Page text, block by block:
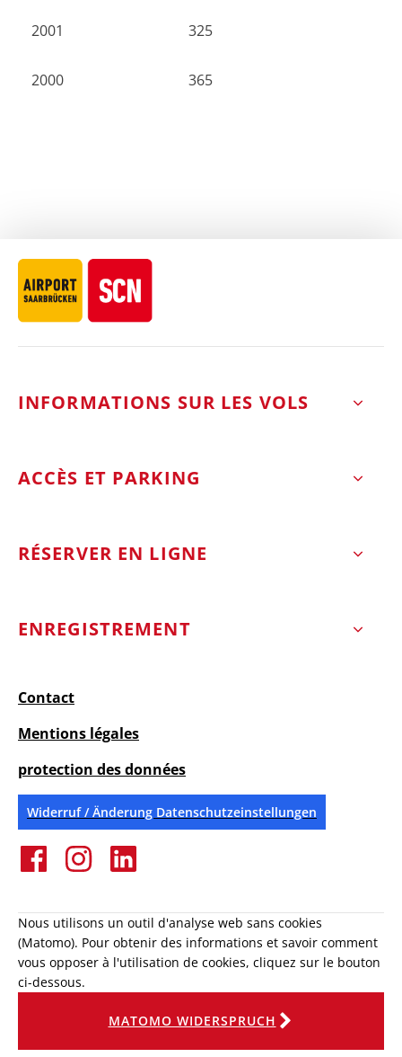
2001 325
2000 365
INFORMATIONS SUR LES VOLS
ACCÈS ET PARKING
RÉSERVER EN LIGNE
ENREGISTREMENT
Contact
Mentions légales
protection des données
Widerruf / Änderung Datenschutzeinstellungen
Nous utilisons un outil d'analyse web sans cookies
(Matomo). Pour obtenir des informations et savoir comment
vous opposer à l'utilisation de cookies, cliquez sur le bouton
ci-dessous.
MATOMO WIDERSPRUCH